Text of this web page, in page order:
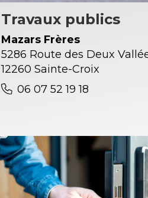
Travaux publics
Mazars Frères
5286 Route des Deux
12260 Sainte-Croix
06 07 52 19 18